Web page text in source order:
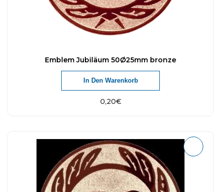
Emblem Jubiläum 50Ø25mm bronze
0,20€
In Den Warenkorb